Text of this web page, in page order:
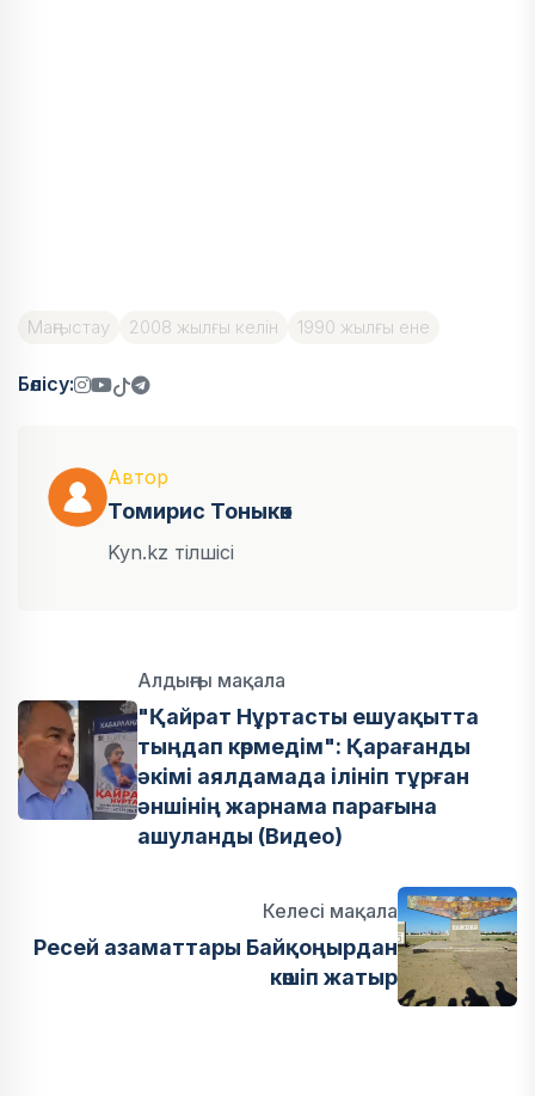
Маңғыстау 2008 жылғы келін 1990 жылғы ене
Бөлісу:
Автор
Томирис Тоныкөк
Kyn.kz тілшісі
Алдыңғы мақала
"Қайрат Нұртасты ешуақытта
тыңдап көрмедім": Қарағанды
әкімі аялдамада ілініп тұрған
әншінің жарнама парағына
ашуланды (Видео)
Келесі мақала
Ресей азаматтары Байқоңырдан
көшіп жатыр